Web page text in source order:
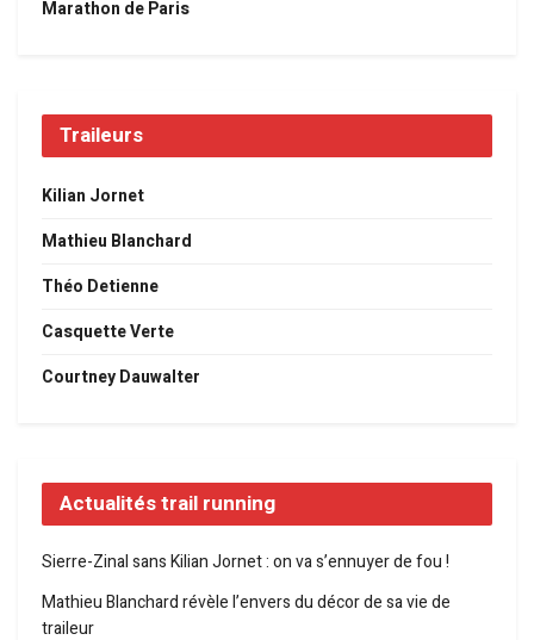
Marathon de Paris
Traileurs
Kilian Jornet
Mathieu Blanchard
Théo Detienne
Casquette Verte
Courtney Dauwalter
Actualités trail running
Sierre-Zinal sans Kilian Jornet : on va s’ennuyer de fou !
Mathieu Blanchard révèle l’envers du décor de sa vie de
traileur